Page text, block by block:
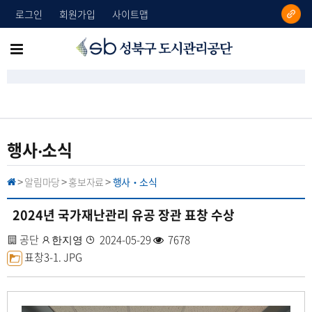
로그인 회원가입 사이트맵
리
공
단
메
보
기
행사‧소식
H
M
> 알림마당>홍보자료 >행사‧소식
2024년 국가재난관리 유공 장관 표창 수상
사
업
장
명
공단 작
성
자
한지영 등
일
2024-05-29조
수
7678
첨
부
파
표창3-1. JPG